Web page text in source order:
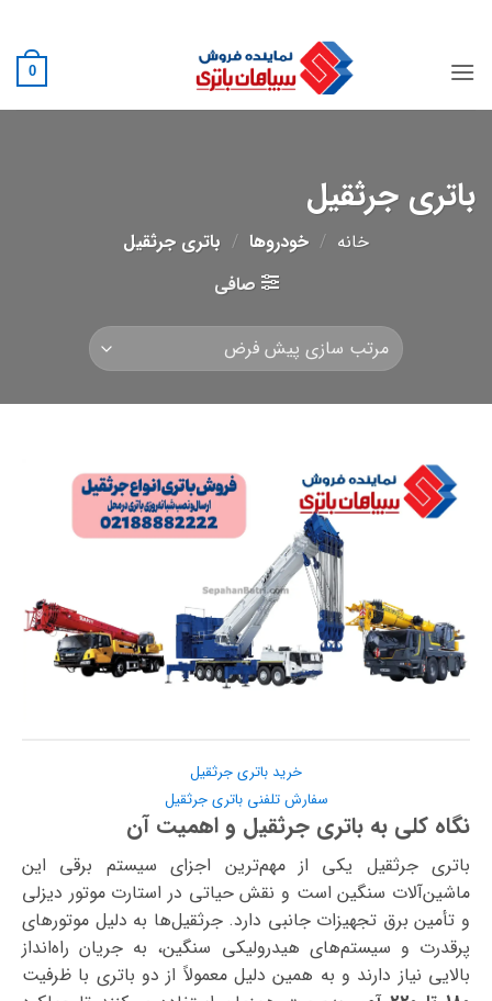
content
0
باتری جرثقیل
خانه / خودروها / باتری جرثقیل
صافی
خرید باتری جرثقیل
سفارش تلفنی باتری جرثقیل
نگاه کلی به باتری جرثقیل و اهمیت آن
باتری جرثقیل یکی از مهم‌ترین اجزای سیستم برقی این
ماشین‌آلات سنگین است و نقش حیاتی در استارت موتور دیزلی
و تأمین برق تجهیزات جانبی دارد. جرثقیل‌ها به دلیل موتورهای
پرقدرت و سیستم‌های هیدرولیکی سنگین، به جریان راه‌انداز
بالایی نیاز دارند و به همین دلیل معمولاً از دو باتری با ظرفیت